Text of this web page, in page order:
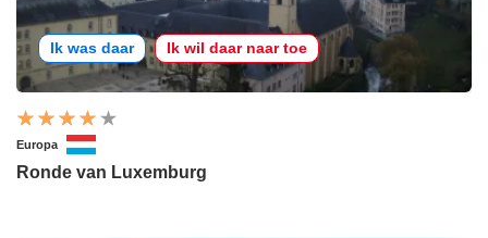
Ik was daar Ik wil daar naar toe
Europa
Ronde van Luxemburg